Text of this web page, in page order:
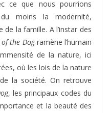
ce que nous pourrions
moins la modernité,
de la famille. A l’instar des
of the Dogramène l’humain
de la nature, ici
où les lois de la nature
la société. On retrouve
, les principaux codes du
et la beauté des